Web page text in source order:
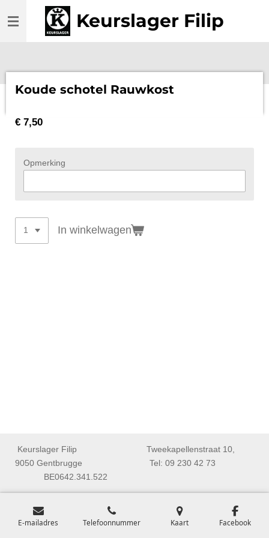
direct
Keurslager Filip
Koude schotel Rauwkost
€ 7,50
Opmerking
In winkelwagen
Keurslager Filip Tweekapellenstraat 10,
9050 Gentbrugge Tel: 09 230 42 73
BE0642.341.522
E-mailadres Telefoonnummer Kaart Facebook